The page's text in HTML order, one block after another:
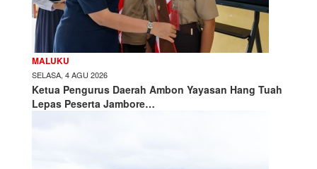
MALUKU
SELASA, 4 AGU 2026
Ketua Pengurus Daerah Ambon Yayasan Hang Tuah
Lepas Peserta Jambore…